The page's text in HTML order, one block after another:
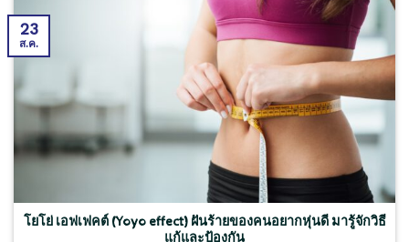
โยโย่ เอฟเฟคต์ (Yoyo effect) ฝันร้ายของคนอยากหุ่นดี มารู้จักวิธี
แก้และป้องกัน
23
ส.ค.